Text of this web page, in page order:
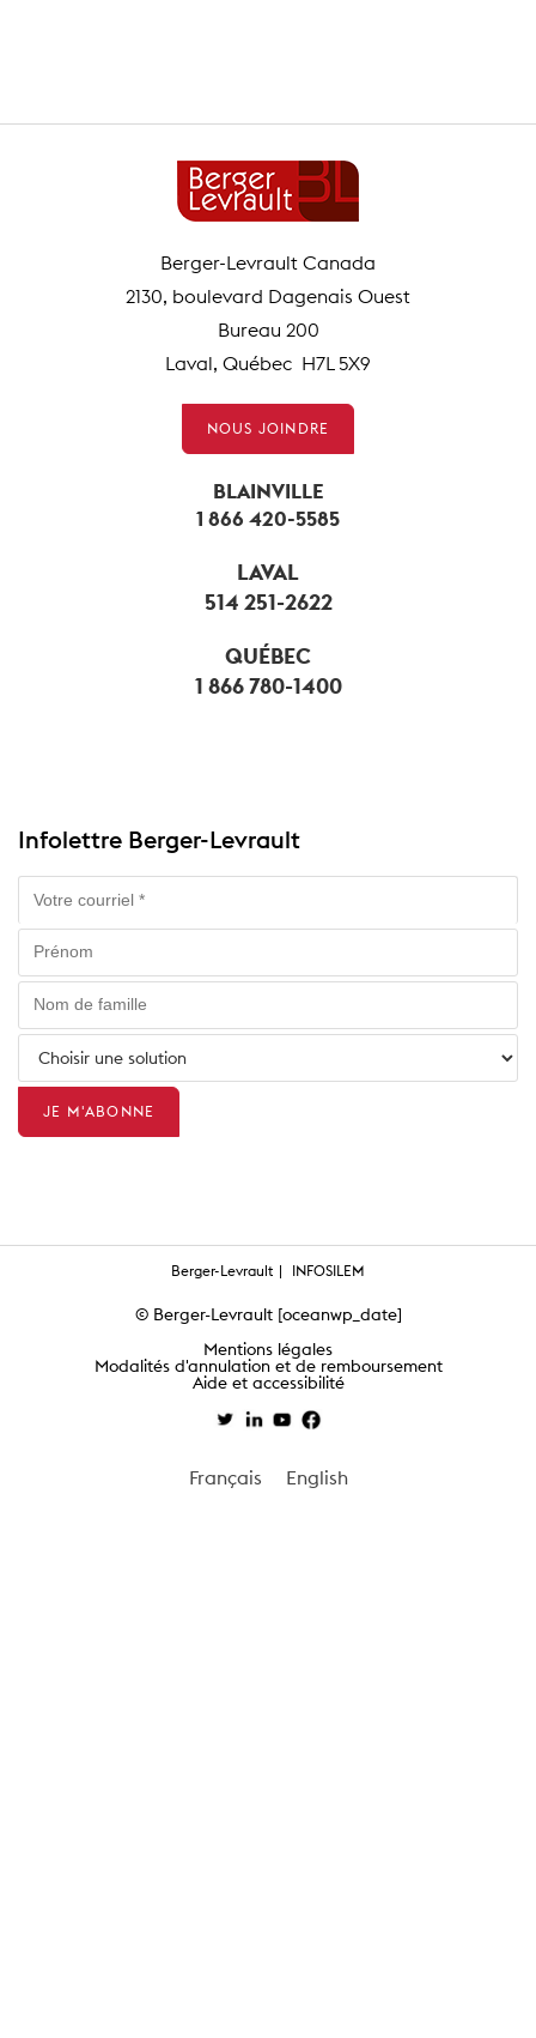
Berger-Levrault Canada
2130, boulevard Dagenais Ouest
Bureau 200
Laval, Québec H7L 5X9
NOUS JOINDRE
BLAINVILLE
1 866 420-5585
LAVAL
514 251-2622
QUÉBEC
1 866 780-1400
Infolettre Berger-Levrault
Berger-Levrault INFOSILEM
© Berger-Levrault [oceanwp_date]
Mentions légales
Modalités d'annulation et de remboursement
Aide et accessibilité
Français English